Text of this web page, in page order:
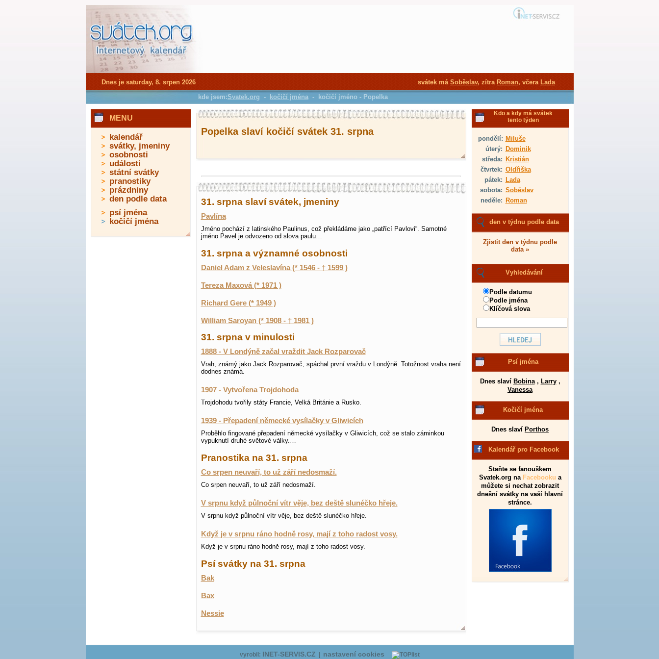
Popelka slaví kočičí svátek 31. srpna
31. srpna slaví svátek, jmeniny
Pavlína
Jméno pochází z latinského Paulinus, což překládáme jako „patřící Pavlovi“. Samotné
jméno Pavel je odvozeno od slova paulu…
31. srpna a významné osobnosti
Daniel Adam z Veleslavína (* 1546 - † 1599 )
Tereza Maxová (* 1971 )
Richard Gere (* 1949 )
William Saroyan (* 1908 - † 1981 )
31. srpna v minulosti
1888 - V Londýně začal vraždit Jack Rozparovač
Vrah, známý jako Jack Rozparovač, spáchal první vraždu v Londýně. Totožnost vraha není
dodnes známá.
1907 - Vytvořena Trojdohoda
Trojdohodu tvořily státy Francie, Velká Británie a Rusko.
1939 - Přepadení německé vysílačky v Gliwicích
Proběhlo fingované přepadení německé vysílačky v Gliwicích, což se stalo záminkou
vypuknutí druhé světové války.…
Pranostika na 31. srpna
Co srpen neuvaří, to už září nedosmaží.
Co srpen neuvaří, to už září nedosmaží.
V srpnu když půlnoční vítr věje, bez deště slunéčko hřeje.
V srpnu když půlnoční vítr věje, bez deště slunéčko hřeje.
Když je v srpnu ráno hodně rosy, mají z toho radost vosy.
Když je v srpnu ráno hodně rosy, mají z toho radost vosy.
Psí svátky na 31. srpna
Bak
Bax
Nessie
Kdo a kdy má svátek
tento týden
pondělí: Miluše
úterý: Dominik
středa: Kristián
čtvrtek: Oldřiška
pátek: Lada
sobota: Soběslav
neděle: Roman
den v týdnu podle data
Zjistit den v týdnu podle
data »
Vyhledávání
Podle datumu
Podle jména
Klíčová slova
Psí jména
Dnes slaví Bobina, Larry,
Vanessa
Kočičí jména
Dnes slaví Porthos
Kalendář pro Facebook
Staňte se fanouškem
Svatek.org na Facebooku a
můžete si nechat zobrazit
dnešní svátky na vaší hlavní
stránce.
MENU
kalendář
svátky, jmeniny
osobnosti
události
státní svátky
pranostiky
prázdniny
den podle data
psí jména
kočičí jména
vyrobil: INET-SERVIS.CZ nastavení cookies
Dnes je saturday, 8. srpen 2026 svátek má Soběslav, zítra Roman, včera Lada
kde jsem:Svatek.org - kočičí jména - kočičí jméno - Popelka